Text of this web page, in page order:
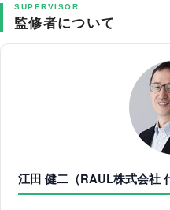
SUPERVISOR
監修者について
江田 健二（RAUL株式会社